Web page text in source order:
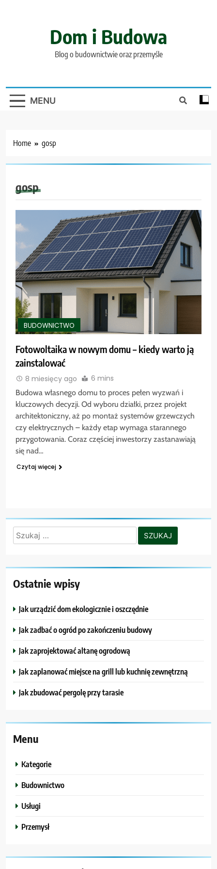
Dom i Budowa
Blog o budownictwie oraz przemyśle
MENU
Home gosp
gosp
BUDOWNICTWO
Fotowoltaika w nowym domu – kiedy warto ją
zainstalować
8 miesięcy ago 6 mins
Budowa własnego domu to proces pełen wyzwań i
kluczowych decyzji. Od wyboru działki, przez projekt
architektoniczny, aż po montaż systemów grzewczych
czy elektrycznych – każdy etap wymaga starannego
przygotowania. Coraz częściej inwestorzy zastanawiają
się nad…
Czytaj więcej
Szukaj:
Ostatnie wpisy
Jak urządzić dom ekologicznie i oszczędnie
Jak zadbać o ogród po zakończeniu budowy
Jak zaprojektować altanę ogrodową
Jak zaplanować miejsce na grill lub kuchnię zewnętrzną
Jak zbudować pergolę przy tarasie
Menu
Kategorie
Budownictwo
Usługi
Przemysł